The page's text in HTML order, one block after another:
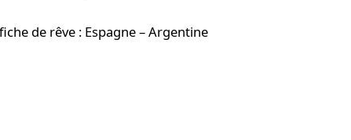
de rêve : Espagne – Argentine